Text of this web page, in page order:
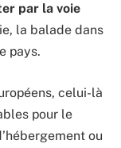
par la voie
la balade dans
pays.
celui-là
pour le
ou